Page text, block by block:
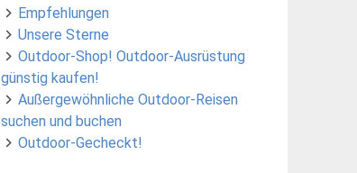
Empfehlungen
Unsere Sterne
Outdoor-Shop! Outdoor-Ausrüstung
günstig kaufen!
Außergewöhnliche Outdoor-Reisen
suchen und buchen
Outdoor-Gecheckt!